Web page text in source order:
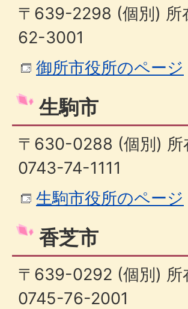
〒639-2298 (個別) 所
62-3001
御所市役所のページ
生駒市
〒630-0288 (個別) 所
0743-74-1111
生駒市役所のページ
香芝市
〒639-0292 (個別) 所
0745-76-2001